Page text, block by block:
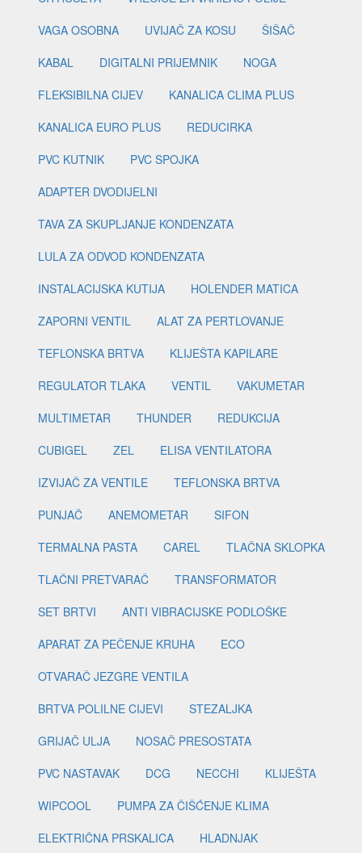
VAGA OSOBNA
UVIJAČ ZA KOSU
ŠIŠAČ
KABAL
DIGITALNI PRIJEMNIK
NOGA
FLEKSIBILNA CIJEV
KANALICA CLIMA PLUS
KANALICA EURO PLUS
REDUCIRKA
PVC KUTNIK
PVC SPOJKA
ADAPTER DVODIJELNI
TAVA ZA SKUPLJANJE KONDENZATA
LULA ZA ODVOD KONDENZATA
INSTALACIJSKA KUTIJA
HOLENDER MATICA
ZAPORNI VENTIL
ALAT ZA PERTLOVANJE
TEFLONSKA BRTVA
KLIJEŠTA KAPILARE
REGULATOR TLAKA
VENTIL
VAKUMETAR
MULTIMETAR
THUNDER
REDUKCIJA
CUBIGEL
ZEL
ELISA VENTILATORA
IZVIJAČ ZA VENTILE
TEFLONSKA BRTVA
PUNJAČ
ANEMOMETAR
SIFON
TERMALNA PASTA
CAREL
TLAČNA SKLOPKA
TLAČNI PRETVARAČ
TRANSFORMATOR
SET BRTVI
ANTI VIBRACIJSKE PODLOŠKE
APARAT ZA PEČENJE KRUHA
ECO
OTVARAČ JEZGRE VENTILA
BRTVA POLILNE CIJEVI
STEZALJKA
GRIJAČ ULJA
NOSAČ PRESOSTATA
PVC NASTAVAK
DCG NECCHI
KLIJEŠTA
WIPCOOL
PUMPA ZA ČIŠĆENJE KLIMA
ELEKTRIČNA PRSKALICA
HLADNJAK